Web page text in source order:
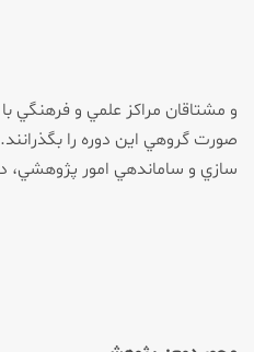
و مشتاقان مراكز علمي و فرهنگي
صورت گروهي اين دوره را
سازي و ساماندهي امور پژوهشي،